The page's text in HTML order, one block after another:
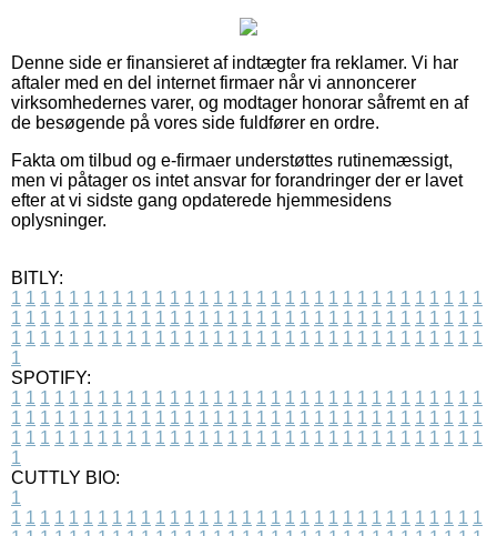
Denne side er finansieret af indtægter fra reklamer. Vi har
aftaler med en del internet firmaer når vi annoncerer
virksomhedernes varer, og modtager honorar såfremt en af
de besøgende på vores side fuldfører en ordre.
Fakta om tilbud og e-firmaer understøttes rutinemæssigt,
men vi påtager os intet ansvar for forandringer der er lavet
efter at vi sidste gang opdaterede hjemmesidens
oplysninger.
BITLY:
1 1 1 1 1 1 1 1 1 1 1 1 1 1 1 1 1 1 1 1 1 1 1 1 1 1 1 1 1 1 1 1 1
1 1 1 1 1 1 1 1 1 1 1 1 1 1 1 1 1 1 1 1 1 1 1 1 1 1 1 1 1 1 1 1 1
1 1 1 1 1 1 1 1 1 1 1 1 1 1 1 1 1 1 1 1 1 1 1 1 1 1 1 1 1 1 1 1 1
1
SPOTIFY:
1 1 1 1 1 1 1 1 1 1 1 1 1 1 1 1 1 1 1 1 1 1 1 1 1 1 1 1 1 1 1 1 1
1 1 1 1 1 1 1 1 1 1 1 1 1 1 1 1 1 1 1 1 1 1 1 1 1 1 1 1 1 1 1 1 1
1 1 1 1 1 1 1 1 1 1 1 1 1 1 1 1 1 1 1 1 1 1 1 1 1 1 1 1 1 1 1 1 1
1
CUTTLY BIO:
1
1 1 1 1 1 1 1 1 1 1 1 1 1 1 1 1 1 1 1 1 1 1 1 1 1 1 1 1 1 1 1 1 1